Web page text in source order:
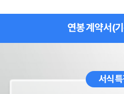
연봉 계약서(
서식